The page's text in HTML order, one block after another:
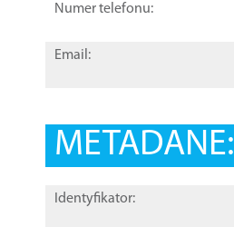
Numer telefonu:
Email:
METADANE:
Identyfikator: